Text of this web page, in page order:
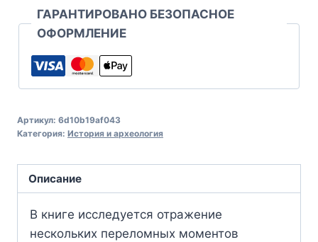
ГАРАНТИРОВАНО БЕЗОПАСНОЕ
ОФОРМЛЕНИЕ
Артикул: 6d10b19af043
Категория: История и археология
Описание
В книге исследуется отражение
нескольких переломных моментов